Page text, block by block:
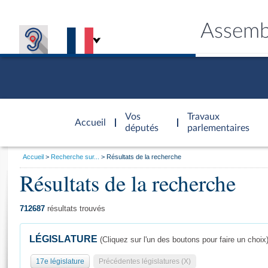
Accueil
d'accueil
Vos
députés
Travaux
parlementaires
Général
Vous
Accueil Recherche sur... Résultats de la recherche
Résultats de la recherche
712687 résultats trouvés
LÉGISLATURE (Cliquez sur l'un des boutons pour faire un choix)
17e législature Précédentes législatures (X)